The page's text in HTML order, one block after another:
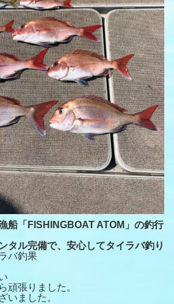
船「FISHINGBOAT ATOM」の釣行
タル完備で、安心してタイラバ釣り
バ釣果
頑張りました。
いました。